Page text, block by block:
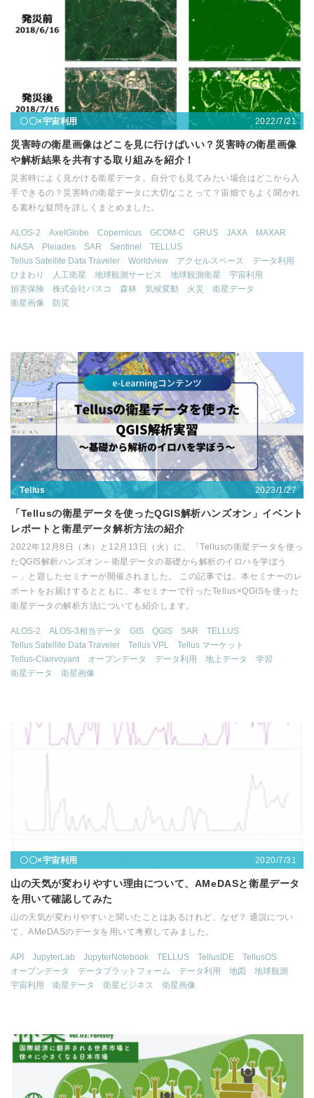
〇〇×宇宙利用 2022/7/21
災害時の衛星画像はどこを見に行けばいい？災害時の衛星画像
や解析結果を共有する取り組みを紹介！
災害時によく見かける衛星データ。自分でも見てみたい場合はどこから入
手できるの？災害時の衛星データに大切なことって？宙畑でもよく聞かれ
る素朴な疑問を詳しくまとめました。
ALOS-2 AxelGlobe Copernicus GCOM-C GRUS JAXA
MAXAR
NASA
Pleiades SAR Sentinel
TELLUS
Tellus Satellite Data Traveler
Worldview アクセルスペース
データ利用
ひまわり
人工衛星 地球観測サービス 地球観測衛星
宇宙利用
損害保険
株式会社パスコ 森林 気候変動 火災
衛星データ
衛星画像
防災
Tellus 2023/1/27
「Tellusの衛星データを使ったQGIS解析ハンズオン」イベント
レポートと衛星データ解析方法の紹介
2022年12月8日（木）と12月13日（火）に、「Tellusの衛星データを使っ
たQGIS解析ハンズオン～衛星データの基礎から解析のイロハを学ぼう
～」と題したセミナーが開催されました。 この記事では、本セミナーのレ
ポートをお届けするとともに、本セミナーで行ったTellus×QGISを使った
衛星データの解析方法についても紹介します。
ALOS-2 ALOS-3相当データ GIS QGIS SAR
TELLUS
Tellus Satellite Data Traveler
Tellus VPL
Tellus マーケット
Tellus-Clairvoyant
オープンデータ データ利用 地上データ
学習
衛星データ
衛星画像
〇〇×宇宙利用 2020/7/31
山の天気が変わりやすい理由について、AMeDASと衛星データ
を用いて確認してみた
山の天気が変わりやすいと聞いたことはあるけれど、なぜ？ 通説につい
て、AMeDASのデータを用いて考察してみました。
API JupyterLab JupyterNotebook TELLUS TellusIDE
TellusOS
オープンデータ
データプラットフォーム データ利用 地図
地球観測
宇宙利用
衛星データ 衛星ビジネス 衛星画像